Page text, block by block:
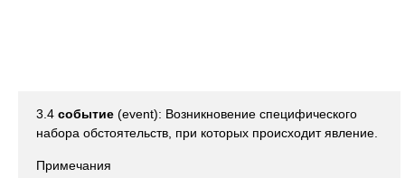
3.4 событие (event): Возникновение специфического
набора обстоятельств, при которых происходит явление.
Примечания